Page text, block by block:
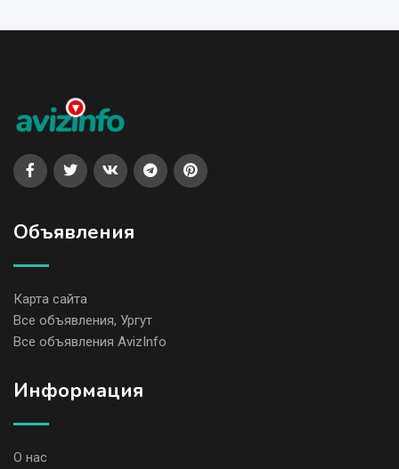
Объявления
Карта сайта
Все объявления, Ургут
Все объявления AvizInfo
Информация
О нас